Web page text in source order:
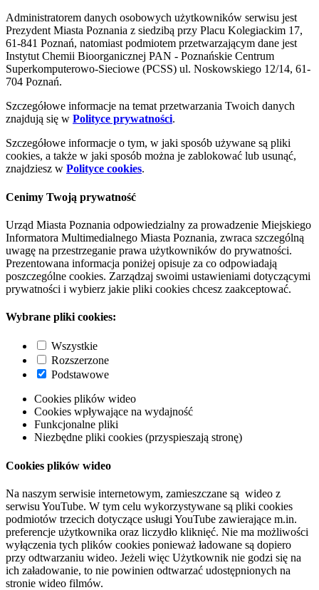
Administratorem danych osobowych użytkowników serwisu jest
Prezydent Miasta Poznania z siedzibą przy Placu Kolegiackim 17,
61-841 Poznań, natomiast podmiotem przetwarzającym dane jest
Instytut Chemii Bioorganicznej PAN - Poznańskie Centrum
Superkomputerowo-Sieciowe (PCSS) ul. Noskowskiego 12/14, 61-
704 Poznań.
Szczegółowe informacje na temat przetwarzania Twoich danych
znajdują się w Polityce prywatności.
Szczegółowe informacje o tym, w jaki sposób używane są pliki
cookies, a także w jaki sposób można je zablokować lub usunąć,
znajdziesz w Polityce cookies.
Cenimy Twoją prywatność
Urząd Miasta Poznania odpowiedzialny za prowadzenie Miejskiego
Informatora Multimedialnego Miasta Poznania, zwraca szczególną
uwagę na przestrzeganie prawa użytkowników do prywatności.
Prezentowana informacja poniżej opisuje za co odpowiadają
poszczególne cookies. Zarządzaj swoimi ustawieniami dotyczącymi
prywatności i wybierz jakie pliki cookies chcesz zaakceptować.
Wybrane pliki cookies:
Wszystkie
Rozszerzone
Podstawowe
Cookies plików wideo
Cookies wpływające na wydajność
Funkcjonalne pliki
Niezbędne pliki cookies (przyspieszają stronę)
Cookies plików wideo
Na naszym serwisie internetowym, zamieszczane są wideo z
serwisu YouTube. W tym celu wykorzystywane są pliki cookies
podmiotów trzecich dotyczące usługi YouTube zawierające m.in.
preferencje użytkownika oraz liczydło kliknięć. Nie ma możliwości
wyłączenia tych plików cookies ponieważ ładowane są dopiero
przy odtwarzaniu wideo. Jeżeli więc Użytkownik nie godzi się na
ich załadowanie, to nie powinien odtwarzać udostępnionych na
stronie wideo filmów.